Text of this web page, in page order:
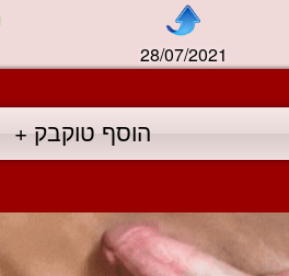
28/07/2021
הוסף טוקבק +